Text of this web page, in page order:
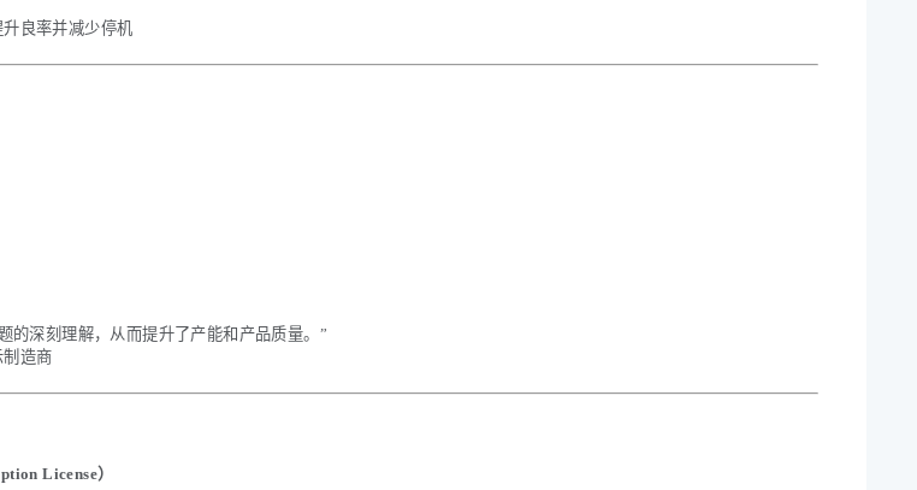
良率并减少停机
的深刻理解，从而提升了产能和产品质量。”
造商
License）